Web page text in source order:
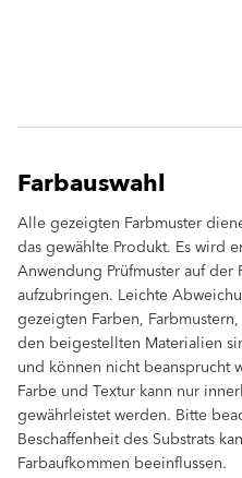
Farbauswahl
Alle gezeigten Farbmuster
das gewählte Produkt. Es wird
Anwendung Prüfmuster auf der
aufzubringen. Leichte
gezeigten Farben,
den beigestellten Materialien
und können nicht beansprucht
Farbe und Textur kann nur
gewährleistet werden. Bitte
Beschaffenheit des Substrats
Farbaufkommen beeinflussen.